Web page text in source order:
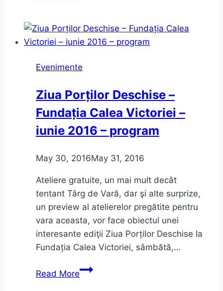
resemnării
şi
aurului.
incomodă
Evenimente
Ziua Porților Deschise –
Fundația Calea Victoriei –
iunie 2016 – program
May 30, 2016May 31, 2016
Ateliere gratuite, un mai mult decât
tentant Târg de Vară, dar şi alte surprize,
un preview al atelierelor pregătite pentru
vara aceasta, vor face obiectul unei
interesante ediţii Ziua Porților Deschise la
Fundația Calea Victoriei, sâmbătă,…
Read MoreZiua